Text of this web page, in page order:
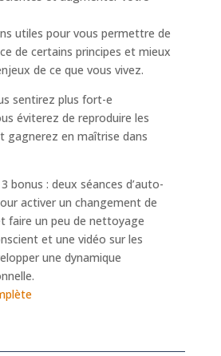
utiles pour vous permettre de
de certains principes et mieux
de ce que vous vivez.
sentirez plus fort-e
éviterez de reproduire les
gagnerez en maîtrise dans
bonus : deux séances d’auto-
activer un changement de
faire un peu de nettoyage
et une vidéo sur les
une dynamique